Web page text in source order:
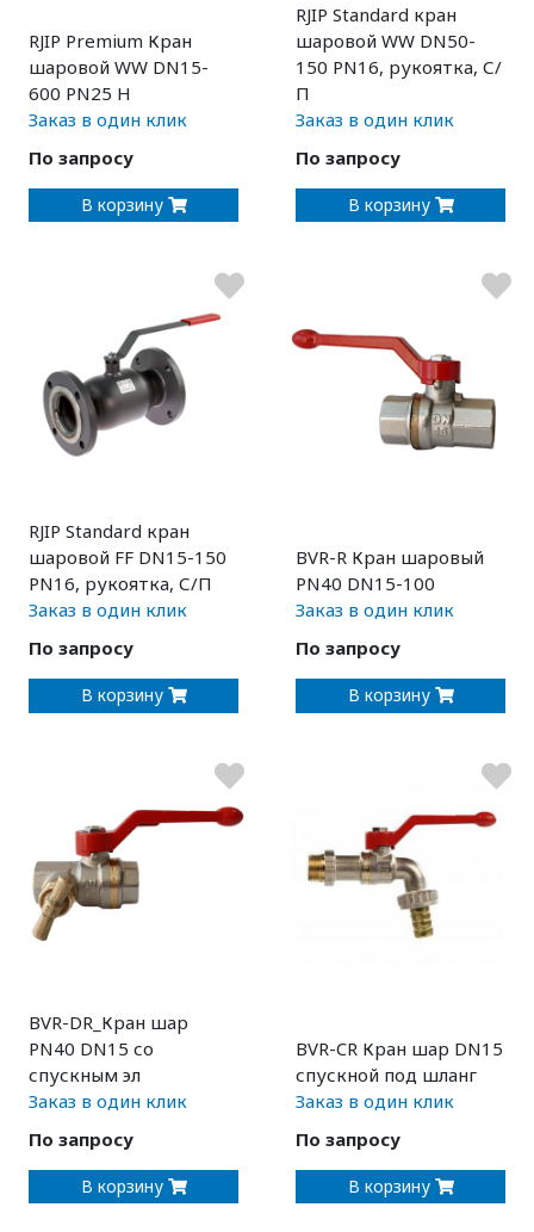
RJIP Premium Кран
шаровой WW DN15-
600 PN25 H
Заказ в один клик
По запросу
В корзину
RJIP Standard кран
шаровой WW DN50-
150 PN16, рукоятка, С/
П
Заказ в один клик
По запросу
В корзину
RJIP Standard кран
шаровой FF DN15-150
PN16, рукоятка, С/П
Заказ в один клик
По запросу
В корзину
BVR-R Кран шаровый
PN40 DN15-100
Заказ в один клик
По запросу
В корзину
BVR-DR_Кран шар
PN40 DN15 со
спускным эл
Заказ в один клик
По запросу
В корзину
BVR-CR Кран шар DN15
спускной под шланг
Заказ в один клик
По запросу
В корзину